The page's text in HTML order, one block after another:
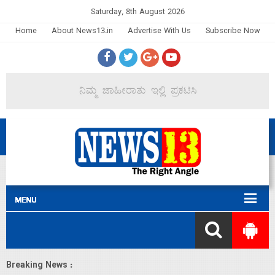
Saturday, 8th August 2026
Home
About News13.in Advertise With Us Subscribe Now
Breaking News :